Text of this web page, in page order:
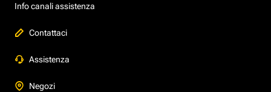
Info canali assistenza
Contattaci
Assistenza
Negozi